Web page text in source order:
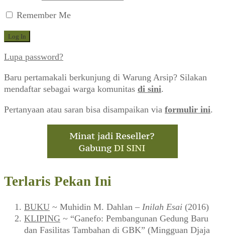
Remember Me
Lupa password?
Baru pertamakali berkunjung di Warung Arsip? Silakan
mendaftar sebagai warga komunitas di sini.
Pertanyaan atau saran bisa disampaikan via formulir ini.
Terlaris Pekan Ini
BUKU ~ Muhidin M. Dahlan – Inilah Esai (2016)
KLIPING ~ “Ganefo: Pembangunan Gedung Baru
dan Fasilitas Tambahan di GBK” (Mingguan Djaja